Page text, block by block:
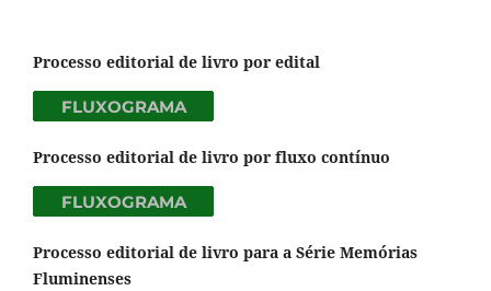
Processo editorial de livro por edital
Processo editorial de livro por fluxo contínuo
Processo editorial de livro para a Série Memórias
Fluminenses